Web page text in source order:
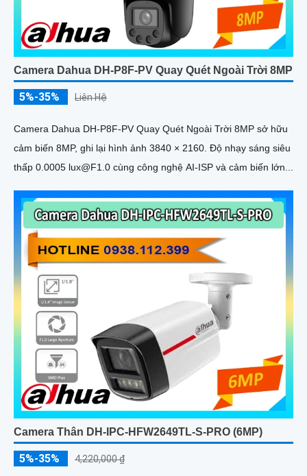
Camera Dahua DH-P8F-PV Quay Quét Ngoài Trời 8MP
5%-35% Liên Hệ
Camera Dahua DH-P8F-PV Quay Quét Ngoài Trời 8MP sở hữu
cảm biến 8MP, ghi lại hình ảnh 3840 × 2160. Độ nhạy sáng siêu
thấp 0.0005 lux@F1.0 cùng công nghệ AI-ISP và cảm biến lớn...
Camera Thân DH-IPC-HFW2649TL-S-PRO (6MP)
5%-35% 4,220,000 ₫